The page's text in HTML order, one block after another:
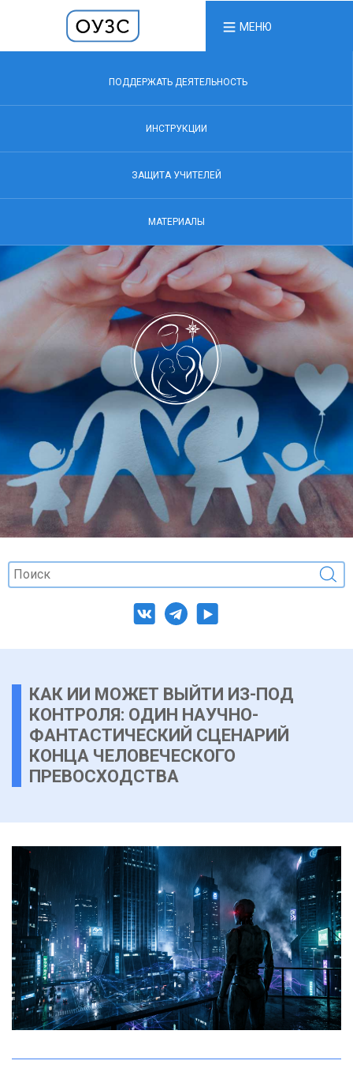
МЕНЮ
ПОДДЕРЖАТЬ ДЕЯТЕЛЬНОСТЬ
ИНСТРУКЦИИ
ЗАЩИТА УЧИТЕЛЕЙ
МАТЕРИАЛЫ
КАК ИИ МОЖЕТ ВЫЙТИ ИЗ-ПОД
КОНТРОЛЯ: ОДИН НАУЧНО-
ФАНТАСТИЧЕСКИЙ СЦЕНАРИЙ
КОНЦА ЧЕЛОВЕЧЕСКОГО
ПРЕВОСХОДСТВА